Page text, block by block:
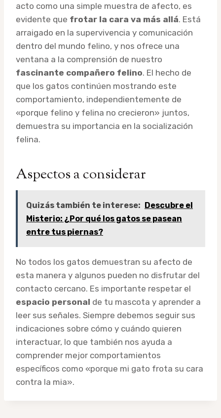
acto como una simple muestra de afecto, es
evidente que frotar la cara va más allá. Está
arraigado en la supervivencia y comunicación
dentro del mundo felino, y nos ofrece una
ventana a la comprensión de nuestro
fascinante compañero felino. El hecho de
que los gatos continúen mostrando este
comportamiento, independientemente de
«porque felino y felina no crecieron» juntos,
demuestra su importancia en la socialización
felina.
Aspectos a considerar
Quizás también te interese: Descubre el
Misterio: ¿Por qué los gatos se pasean
entre tus piernas?
No todos los gatos demuestran su afecto de
esta manera y algunos pueden no disfrutar del
contacto cercano. Es importante respetar el
espacio personal de tu mascota y aprender a
leer sus señales. Siempre debemos seguir sus
indicaciones sobre cómo y cuándo quieren
interactuar, lo que también nos ayuda a
comprender mejor comportamientos
específicos como «porque mi gato frota su cara
contra la mia».